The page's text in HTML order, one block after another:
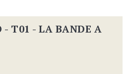
- T01 - LA BANDE A